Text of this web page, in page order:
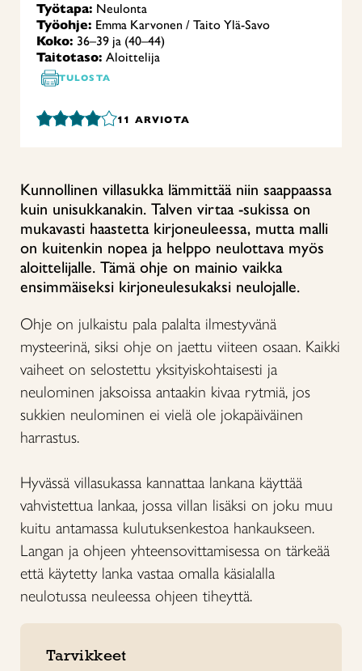
Työtapa: Neulonta
Työohje: Emma Karvonen / Taito Ylä-Savo
Koko: 36–39 ja (40–44)
Taitotaso: Aloittelija
TULOSTA
11 ARVIOTA
Kunnollinen villasukka lämmittää niin saappaassa
kuin unisukkanakin. Talven virtaa -sukissa on
mukavasti haastetta kirjoneuleessa, mutta malli
on kuitenkin nopea ja helppo neulottava myös
aloittelijalle. Tämä ohje on mainio vaikka
ensimmäiseksi kirjoneulesukaksi neulojalle.
Ohje on julkaistu pala palalta ilmestyvänä
mysteerinä, siksi ohje on jaettu viiteen osaan. Kaikki
vaiheet on selostettu yksityiskohtaisesti ja
neulominen jaksoissa antaakin kivaa rytmiä, jos
sukkien neulominen ei vielä ole jokapäiväinen
harrastus.
Hyvässä villasukassa kannattaa lankana käyttää
vahvistettua lankaa, jossa villan lisäksi on joku muu
kuitu antamassa kulutuksenkestoa hankaukseen.
Langan ja ohjeen yhteensovittamisessa on tärkeää
että käytetty lanka vastaa omalla käsialalla
neulotussa neuleessa ohjeen tiheyttä.
Tarvikkeet